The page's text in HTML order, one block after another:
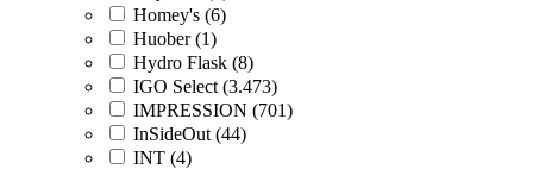
Homey's (6)
Huober (1)
Hydro Flask (8)
IGO Select (3.473)
IMPRESSION (701)
InSideOut (44)
INT (4)